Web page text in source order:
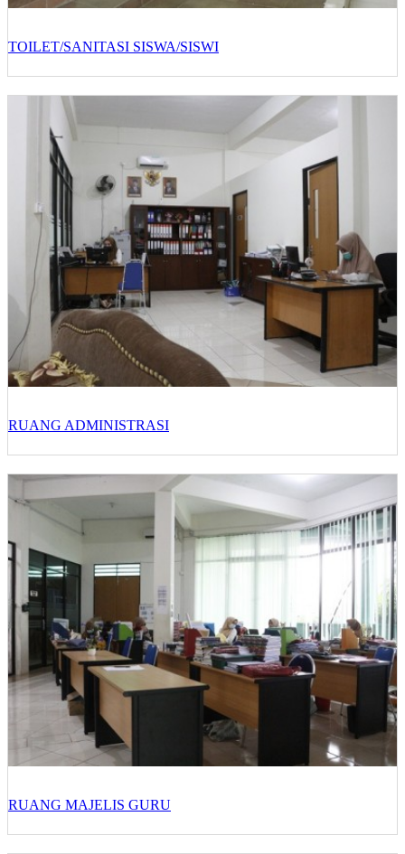
TOILET/SANITASI SISWA/SISWI
RUANG ADMINISTRASI
RUANG MAJELIS GURU